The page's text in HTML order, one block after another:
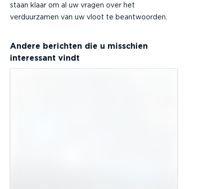
staan klaar om al uw vragen over het
verduurzamen van uw vloot te beantwoorden.
Andere berichten die u misschien
interessant vindt